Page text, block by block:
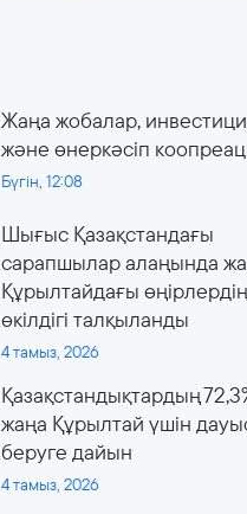
Жаңа жобалар,
және өнеркәсіп
Бүгін, 12:08
Шығыс Қазақстандағы
сарапшылар алаңында
Құрылтайдағы өңірлердің
өкілдігі талқыланды
4 тамыз, 2026
Қазақстандықтардың
жаңа Құрылтай үшін
беруге дайын
4 тамыз, 2026